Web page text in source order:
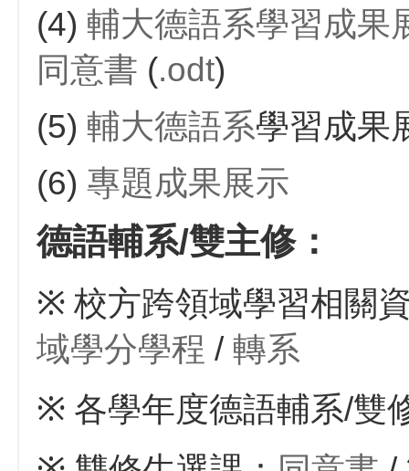
(4) 輔大德語系學習成果
同意書 (.odt)
(5) 輔大德語系學習成果
(6) 專題成果展示
德語輔系/雙主修：
※ 校方跨領域學習相關
域學分學程 / 轉系
※ 各學年度德語輔系/雙